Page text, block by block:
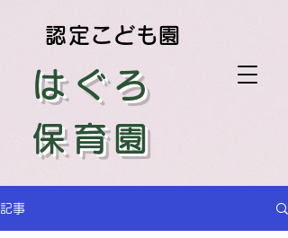
はぐろ
保育園
認定こども園
記事